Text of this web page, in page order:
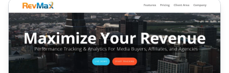
RevMax Partnerprogram